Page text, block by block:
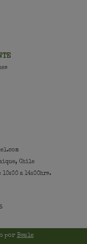
Chile
10:00 a 14:00hrs.
por Bsale